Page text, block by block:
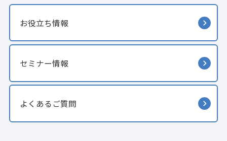
お役立ち情報
セミナー情報
よくあるご質問